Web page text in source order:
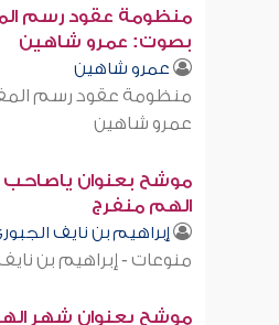
منظومة عقود رسم
بصوت: عمرو شاهين
عمرو شاهين
منظومة عقود رسم
عمرو شاهين
موشح بعنوان ياصاحب
الهم منفرج
إبراهيم بن نايف
منوعات - إبراهيم بن
موشح بعنوان شهر